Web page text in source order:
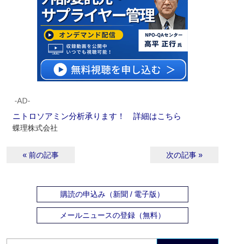
‐AD‐
ニトロソアミン分析承ります！ 詳細はこちら
蝶理株式会社
« 前の記事 次の記事 »
購読の申込み（新聞 / 電子版）
メールニュースの登録（無料）